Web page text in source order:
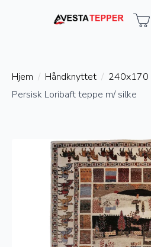
Hjem Håndknyttet
240x170
Persisk Loribaft teppe m/ silke